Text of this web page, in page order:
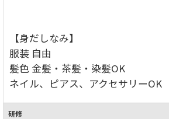
【身だしなみ】
服装 自由
髪色 金髪・茶髪・染髪OK
ネイル、ピアス、アクセサリーOK
研修